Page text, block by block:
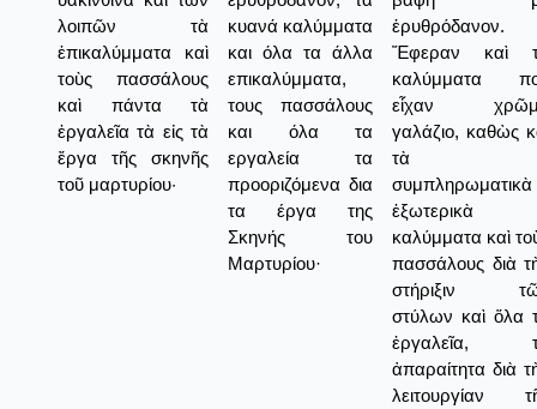
λοιπῶν τὰ
ἐπικαλύμματα καὶ
τοὺς πασσάλους
καὶ πάντα τὰ
ἐργαλεῖα τὰ εἰς τὰ
ἔργα τῆς σκηνῆς
τοῦ μαρτυρίου·
κυανά καλύμματα
και όλα τα άλλα
επικαλύμματα,
τους πασσάλους
και όλα τα
εργαλεία τα
προοριζόμενα δια
τα έργα της
Σκηνής του
Μαρτυρίου·
ἐρυθρόδανον.
Ἔφεραν καὶ
καλύμματα
εἶχαν
γαλάζιο, καθὼς
τὰ
συμπληρωματικὰ
ἐξωτερικὰ
καλύμματα καὶ
πασσάλους διὰ
στήριξιν
στύλων καὶ ὅλα
ἐργαλεῖα,
ἀπαραίτητα διὰ
λειτουργίαν